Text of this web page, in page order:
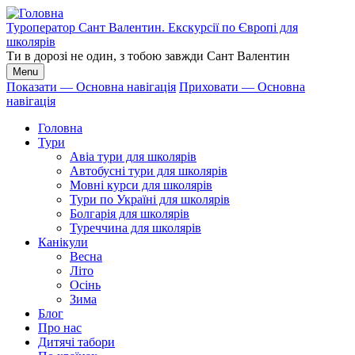
Перейти
до
основного
вмісту
Туроператор Сант Валентин. Екскурсії по Європі для
школярів
Ти в дорозі не один, з тобою завжди Сант Валентин
Menu
Основна
навігація
Показати — Основна навігація Приховати — Основна
навігація
Головна
Тури
Авіа тури для школярів
Автобусні тури для школярів
Мовні курси для школярів
Тури по Україні для школярів
Болгарія для школярів
Туреччина для школярів
Канікули
Весна
Літо
Осінь
Зима
Блог
Про нас
Дитячі табори